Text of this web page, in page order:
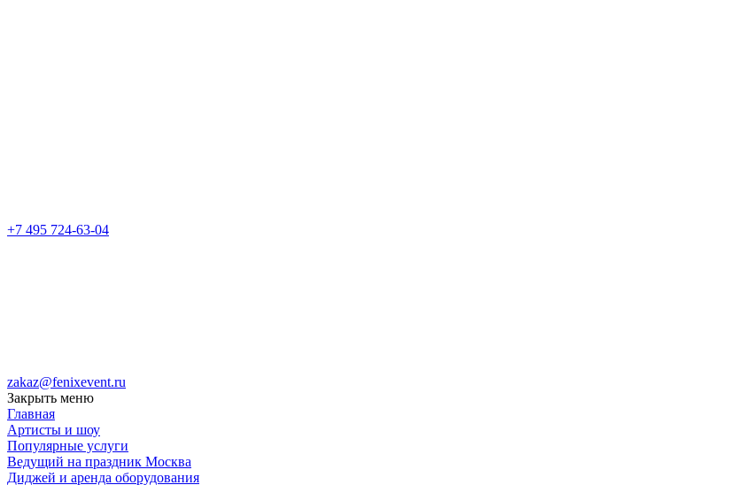
+7 495 724-63-04
zakaz@fenixevent.ru
Закрыть меню
Главная
Артисты и шоу
Популярные услуги
Ведущий на праздник Москва
Диджей и аренда оборудования